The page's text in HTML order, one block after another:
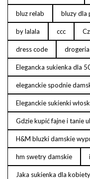
bluz relab bluzy dla
by lalala ccc
dress code
Elegancka sukienka dla
eleganckie spodnie
Eleganckie sukienki
Gdzie kupić fajne i tanie
H&M bluzki damskie
hm swetry damskie
Jaka sukienka dla